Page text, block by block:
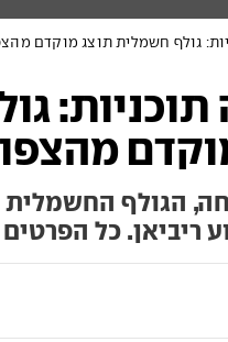
גולף חשמלית תוצג מוקדם
הגולף
ריביאן. כל